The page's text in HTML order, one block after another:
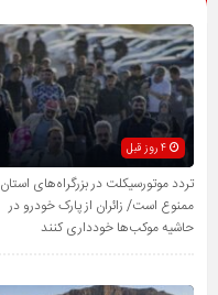
4 روز قبل
تردد موتورسیکلت در بزرگراه‌های استان
ممنوع است/ زائران از پارک خودرو در
حاشیه موکب‌ها خودداری کنند